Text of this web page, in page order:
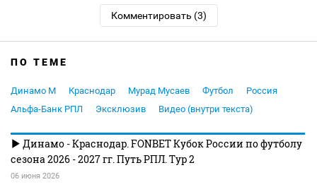
Комментировать (3)
ПО ТЕМЕ
Динамо М Краснодар Мурад Мусаев Футбол
Россия
Альфа-Банк РПЛ
Эксклюзив Видео (внутри текста)
Динамо - Краснодар. FONBET Кубок России по футболу
сезона 2026 - 2027 гг. Путь РПЛ. Тур 2
06 июня 2026